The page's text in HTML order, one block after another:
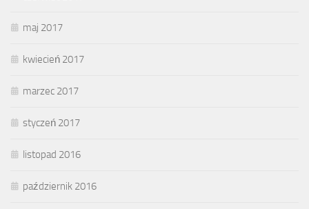
maj 2017
kwiecień 2017
marzec 2017
styczeń 2017
listopad 2016
październik 2016